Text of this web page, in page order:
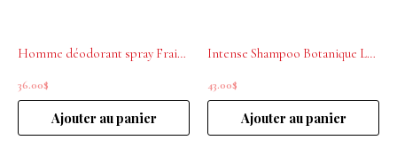
Homme déodorant spray Fraicheur La biosthétique 100ml
36.00$
Ajouter au panier
Intense Shampoo Botanique La Biosthetique 250 ml
43.00$
Ajouter au panier